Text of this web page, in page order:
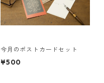
今月のポストカードセット
¥500